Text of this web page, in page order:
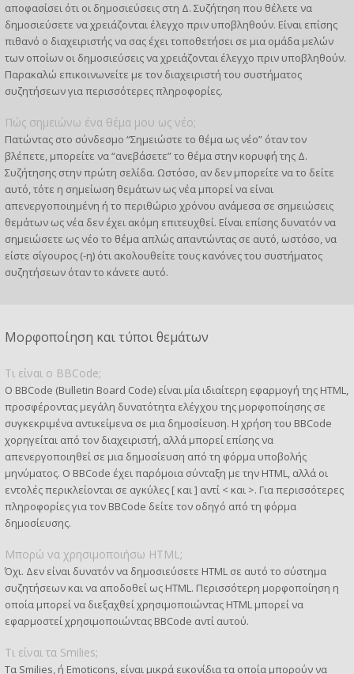
αποφασίσει ότι οι δημοσιεύσεις στη Δ. Συζήτηση που θέλετε να
δημοσιεύσετε να χρειάζονται έλεγχο πριν υποβληθούν. Είναι επίσης
πιθανό ο διαχειριστής να σας έχει τοποθετήσει σε μια ομάδα μελών
των οποίων οι δημοσιεύσεις να χρειάζονται έλεγχο πριν υποβληθούν.
Παρακαλώ επικοινωνείτε με τον διαχειριστή του συστήματος
συζητήσεων για περισσότερες πληροφορίες.
Πώς σημειώνω ένα θέμα μου ως νέο;
Πατώντας στο σύνδεσμο “Σημειώστε το θέμα ως νέο” όταν τον
βλέπετε, μπορείτε να “ανεβάσετε” το θέμα στην κορυφή της Δ.
Συζήτησης στην πρώτη σελίδα. Ωστόσο, αν δεν μπορείτε να το δείτε
αυτό, τότε η σημείωση θεμάτων ως νέα μπορεί να είναι
απενεργοποιημένη ή το περιθώριο χρόνου ανάμεσα σε σημειώσεις
θεμάτων ως νέα δεν έχει ακόμη επιτευχθεί. Είναι επίσης δυνατόν να
σημειώσετε ως νέο το θέμα απλώς απαντώντας σε αυτό, ωστόσο, να
είστε σίγουρος (-η) ότι ακολουθείτε τους κανόνες του συστήματος
συζητήσεων όταν το κάνετε αυτό.
Μορφοποίηση και τύποι θεμάτων
Τι είναι ο BBCode;
Ο BBCode (Bulletin Board Code) είναι μία ιδιαίτερη εφαρμογή της HTML,
προσφέροντας μεγάλη δυνατότητα ελέγχου της μορφοποίησης σε
συγκεκριμένα αντικείμενα σε μια δημοσίευση. Η χρήση του BBCode
χορηγείται από τον διαχειριστή, αλλά μπορεί επίσης να
απενεργοποιηθεί σε μια δημοσίευση από τη φόρμα υποβολής
μηνύματος. Ο BBCode έχει παρόμοια σύνταξη με την HTML, αλλά οι
εντολές περικλείονται σε αγκύλες [ και ] αντί < και >. Για περισσότερες
πληροφορίες για τον BBCode δείτε τον οδηγό από τη φόρμα
δημοσίευσης.
Μπορώ να χρησιμοποιήσω HTML;
Όχι. Δεν είναι δυνατόν να δημοσιεύσετε HTML σε αυτό το σύστημα
συζητήσεων και να αποδοθεί ως HTML. Περισσότερη μορφοποίηση η
οποία μπορεί να διεξαχθεί χρησιμοποιώντας HTML μπορεί να
εφαρμοστεί χρησιμοποιώντας BBCode αντί αυτού.
Τι είναι τα Smilies;
Τα Smilies, ή Emoticons, είναι μικρά εικονίδια τα οποία μπορούν να